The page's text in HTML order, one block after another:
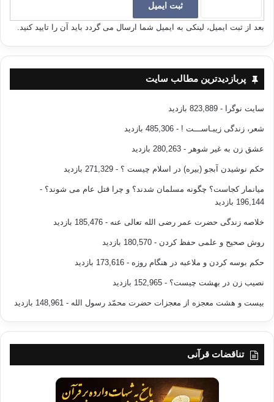
بعد از ثبت ایمیل، لینکی به ایمیل شما ارسال می گردد باید آن را تایید کنید.
پربازدیدترین مطالب سایت
سایت نوگرا - 823,889 بازدید
شعر، زندگی زیبـاســـت ! - 485,306 بازدید
عشق زن به غیر شوهر - 280,263 بازدید
حکم نوشیدن آبجو (بیره) در اسلام چیست ؟ - 271,329 بازدید
میانمار کجاست؟ چگونه مسلمان شدند؟ و چرا قتل عام می شوند؟ -
196,144 بازدید
خلاصه زندگی حضرت عمر رضی الله تعالی عنه - 185,476 بازدید
روش صحیح و علمی حفظ کردن - 180,570 بازدید
حکم بوسه کردن و ملاعبه در هنگام روزه - 173,616 بازدید
نصیب زن در بهشت چیست؟ - 152,965 بازدید
بیست و هشت معجزه از معجزات حضرت محمّد رسول الله - 148,961 بازدید
تناقضات قرآنی